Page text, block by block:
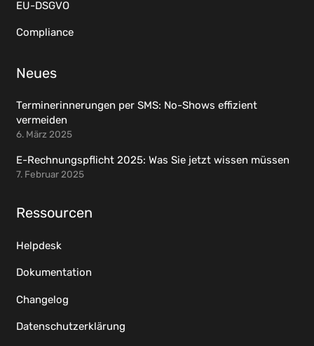
EU-DSGVO
Compliance
Neues
Terminerinnerungen per SMS: No-Shows effizient
vermeiden
6. März 2025
E-Rechnungspflicht 2025: Was Sie jetzt wissen müssen
7. Februar 2025
Ressourcen
Helpdesk
Dokumentation
Changelog
Datenschutzerklärung